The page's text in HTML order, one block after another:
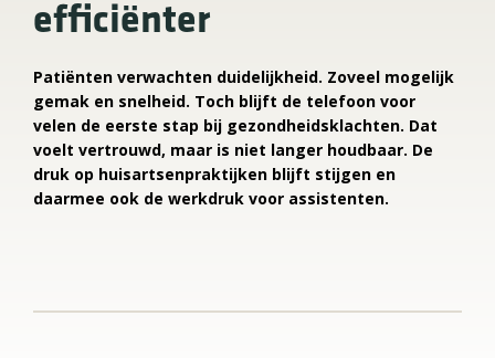
efficiënter
Patiënten verwachten duidelijkheid. Zoveel mogelijk
gemak en snelheid. Toch blijft de telefoon voor
velen de eerste stap bij gezondheidsklachten. Dat
voelt vertrouwd, maar is niet langer houdbaar. De
druk op huisartsenpraktijken blijft stijgen en
daarmee ook de werkdruk voor assistenten.